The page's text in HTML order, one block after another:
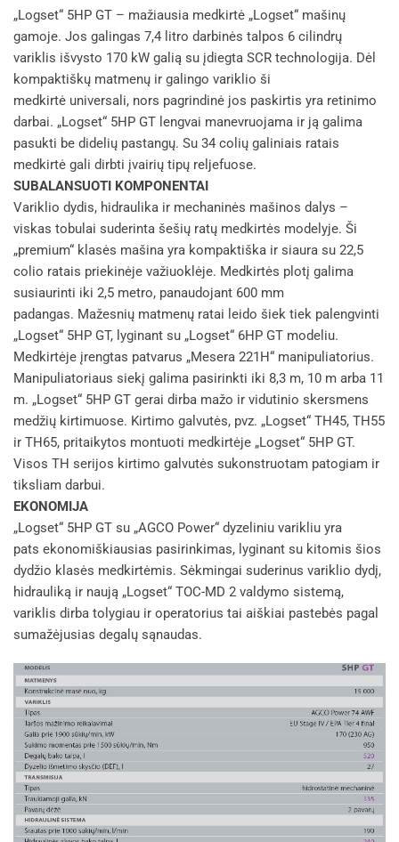
„Logset“ 5HP GT – mažiausia medkirtė „Logset“ mašinų
gamoje. Jos galingas 7,4 litro darbinės talpos 6 cilindrų
variklis išvysto 170 kW galią su įdiegta SCR technologija. Dėl
kompaktiškų matmenų ir galingo variklio ši
medkirtė universali, nors pagrindinė jos paskirtis yra retinimo
darbai. „Logset“ 5HP GT lengvai manevruojama ir ją galima
pasukti be didelių pastangų. Su 34 colių galiniais ratais
medkirtė gali dirbti įvairių tipų reljefuose.
SUBALANSUOTI KOMPONENTAI
Variklio dydis, hidraulika ir mechaninės mašinos dalys –
viskas tobulai suderinta šešių ratų medkirtės modelyje. Ši
„premium“ klasės mašina yra kompaktiška ir siaura su 22,5
colio ratais priekinėje važiuoklėje. Medkirtės plotį galima
susiaurinti iki 2,5 metro, panaudojant 600 mm
padangas. Mažesnių matmenų ratai leido šiek tiek palengvinti
„Logset“ 5HP GT, lyginant su „Logset“ 6HP GT modeliu.
Medkirtėje įrengtas patvarus „Mesera 221H“ manipuliatorius.
Manipuliatoriaus siekį galima pasirinkti iki 8,3 m, 10 m arba 11
m. „Logset“ 5HP GT gerai dirba mažo ir vidutinio skersmens
medžių kirtimuose. Kirtimo galvutės, pvz. „Logset“ TH45, TH55
ir TH65, pritaikytos montuoti medkirtėje „Logset“ 5HP GT.
Visos TH serijos kirtimo galvutės sukonstruotam patogiam ir
tiksliam darbui.
EKONOMIJA
„Logset“ 5HP GT su „AGCO Power“ dyzeliniu varikliu yra
pats ekonomiškiausias pasirinkimas, lyginant su kitomis šios
dydžio klasės medkirtėmis. Sėkmingai suderinus variklio dydį,
hidrauliką ir naują „Logset“ TOC-MD 2 valdymo sistemą,
variklis dirba tolygiau ir operatorius tai aiškiai pastebės pagal
sumažėjusias degalų sąnaudas.